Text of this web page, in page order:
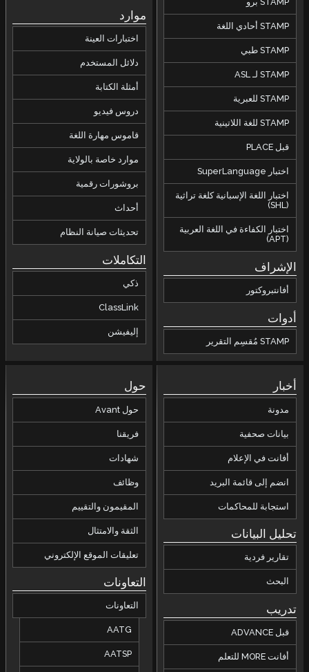
STAMP أحادي اللغة
STAMP طبي
STAMP لـ ASL
STAMP للعبرية
STAMP للغة اللاتينية
قبل PLACE
اختبار SuperLanguage
اختبار اللغة الإسبانية كلغة تراثية
اختبار الكفاءة في اللغة العربية
الإشراف
أفانتبروكتور
أدوات
STAMP مُقسِم التقرير
موارد
اختبارات العينة
دلائل المستخدم
أمثلة الكتابة
دروس فيديو
قاموس مهارة اللغة
موارد خاصة بالولاية
بروشورات رقمية
أحداث
تحديثات صيانة النظام
التكاملات
ذكي
ClassLink
إليفيشن
أخبار
مدونة
بيانات صحفية
أفانت في الإعلام
انضم إلى قائمة البريد
استجابة للمحاكمات
تحليل البيانات
تقارير فردية
البحث
تدريب
قبل ADVANCE
أفانت MORE للتعلم
حول
حول Avant
فريقنا
شهادات
وظائف
المقيمون والتقييم
الثقة والامتثال
تعليقات الموقع الإلكتروني
التعاونات
التعاونات
AATG
AATSP